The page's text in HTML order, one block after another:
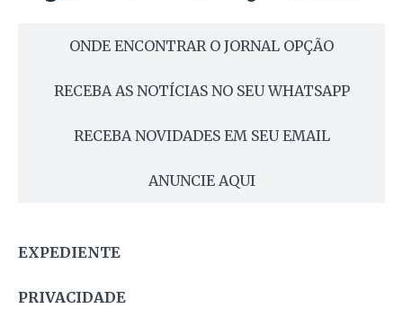
ONDE ENCONTRAR O JORNAL OPÇÃO
RECEBA AS NOTÍCIAS NO SEU WHATSAPP
RECEBA NOVIDADES EM SEU EMAIL
ANUNCIE AQUI
EXPEDIENTE
PRIVACIDADE